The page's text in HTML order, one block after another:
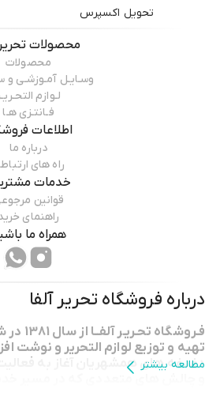
تحویل اکسپرس
محصولات
محصولات
وسـایـل آمـوزشـی و
لـوازم
فـانتـزی هـا
اطلاعات
درباره ما
راه های
خدمات
قوانین
راهنمای
همراه ما
درباره فروشگاه تحریر آلفا
تهیه و توزیع لوازم التحریر و نوشت
دغدغه های همشهریان آغاز به
و چالش های متعددی که در مسیر
مطالعه بیشتر